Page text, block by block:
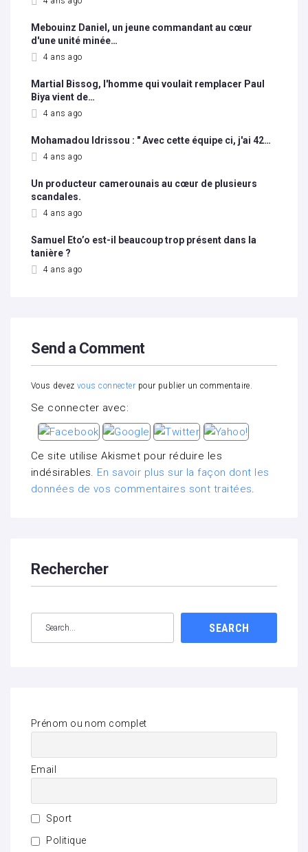
Mebouinz Daniel, un jeune commandant au cœur
d'une unité minée…
4 ans ago
Martial Bissog, l'homme qui voulait remplacer Paul
Biya vient de…
4 ans ago
Mohamadou Idrissou : " Avec cette équipe ci, j'ai 42…
4 ans ago
Un producteur camerounais au cœur de plusieurs
scandales.
4 ans ago
Samuel Eto’o est-il beaucoup trop présent dans la
tanière ?
4 ans ago
Send a Comment
Vous devez vous connecter pour publier un commentaire.
Se connecter avec:
Ce site utilise Akismet pour réduire les
indésirables. En savoir plus sur la façon dont les
données de vos commentaires sont traitées.
Rechercher
SEARCH
Prénom ou nom complet
Email
Sport
Politique